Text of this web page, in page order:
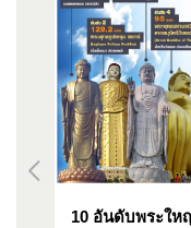
10 อันดับพระให